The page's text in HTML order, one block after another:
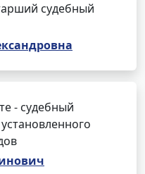
судебный
- судебный